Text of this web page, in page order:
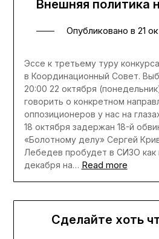
Внешняя политика
Опубликовано в 21
Эссе к третьему туру
в Координационный Совет.
20:00 22 октября
говорить о конкретном
оппозиционеров у нас на
18 октября задержан 18-й
«Болотному делу» Сергей
Лебедев пробудет в СИЗО как
декабря на… Read more
Сделайте хоть